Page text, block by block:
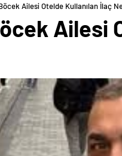
Ailesi Otelde Kullanılan İlaç
Ailesi